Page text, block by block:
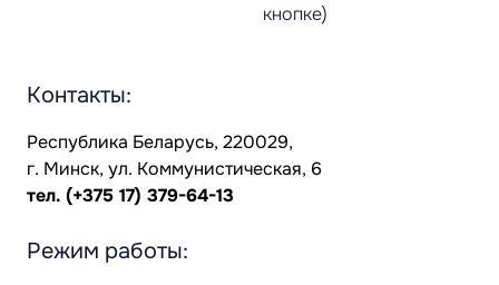
кнопке)
Контакты:
Республика Беларусь, 220029,
г. Минск, ул. Коммунистическая, 6
тел. (+375 17) 379-64-13
Режим работы: